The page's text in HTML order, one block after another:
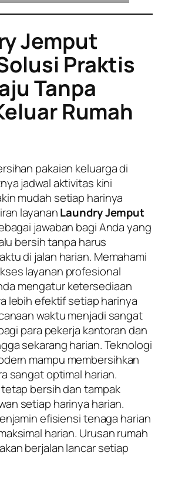
Jemput
Praktis
Tanpa
Rumah
pakaian keluarga di
jadwal aktivitas kini
mudah setiap harinya
layananLaundry Jemput
jawaban bagi Anda yang
bersih tanpa harus
di jalan harian. Memahami
layanan profesional
mengatur ketersediaan
lebih efektif setiap harinya
waktu menjadi sangat
para pekerja kantoran dan
sekarang harian. Teknologi
mampu membersihkan
sangat optimal harian.
bersih dan tampak
setiap harinya harian.
efisiensi tenaga harian
harian. Urusan rumah
berjalan lancar setiap